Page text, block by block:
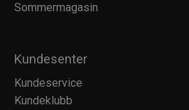
Sommermagasin
Kundesenter
Kundeservice
Kundeklubb